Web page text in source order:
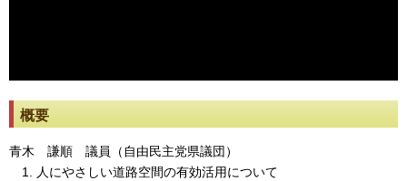
概要
青木 謙順 議員（自由民主党県議団）
1. 人にやさしい道路空間の有効活用について